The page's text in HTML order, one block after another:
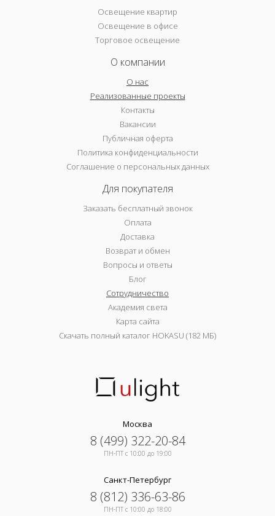
Освещение квартир
Освещение в офисе
Торговое освещение
О компании
О нас
Реализованные проекты
Контакты
Вакансии
Публичная оферта
Политика конфиденциальности
Соглашение о персональных данных
Для покупателя
Заказать бесплатный звонок
Оплата
Доставка
Возврат и обмен
Вопросы и ответы
Блог
Сотрудничество
Академия света
Карта сайта
Скачать полный каталог HOKASU (182 МБ)
Москва
8 (499) 322-20-84
ПН-ПТ c 10:00 до 19:00
Санкт-Петербург
8 (812) 336-63-86
ПН-ПТ c 10:00 до 18:00